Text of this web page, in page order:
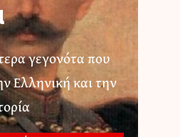
γεγονότα που
Ελληνική και την